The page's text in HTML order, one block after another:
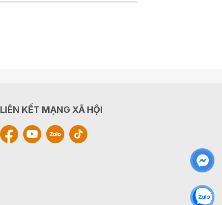
LIÊN KẾT MẠNG XÃ HỘI